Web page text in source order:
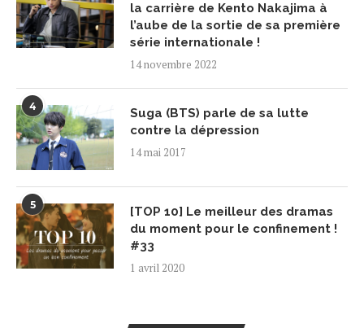
la carrière de Kento Nakajima à
l’aube de la sortie de sa première
série internationale !
14 novembre 2022
4
Suga (BTS) parle de sa lutte
contre la dépression
14 mai 2017
5
[TOP 10] Le meilleur des dramas
du moment pour le confinement !
#33
1 avril 2020